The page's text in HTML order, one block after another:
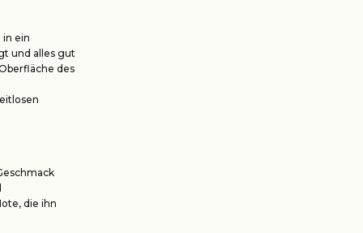
ein
und alles gut
des
die ihn